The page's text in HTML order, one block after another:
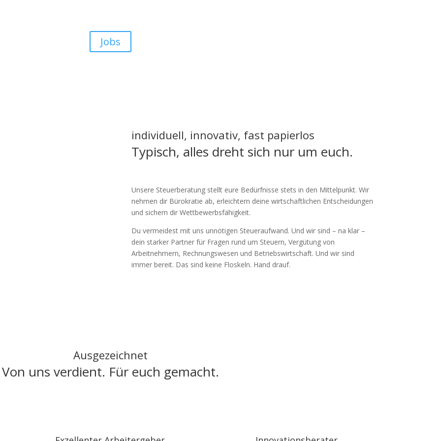
Jobs
individuell, innovativ, fast papierlos
Typisch, alles dreht sich nur um euch.
Unsere Steuerberatung stellt eure Bedürfnisse stets in den Mittelpunkt. Wir
nehmen dir Bürokratie ab, erleichtern deine wirtschaftlichen Entscheidungen
und sichern dir Wettbewerbsfähigkeit.
Du vermeidest mit uns unnötigen Steueraufwand. Und wir sind – na klar –
dein starker Partner für Fragen rund um Steuern, Vergütung von
Arbeitnehmern, Rechnungswesen und Betriebswirtschaft. Und wir sind
immer bereit. Das sind keine Floskeln. Hand drauf.
Ausgezeichnet
Von uns verdient. Für euch gemacht.